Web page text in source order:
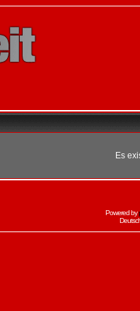
Es
Powered by